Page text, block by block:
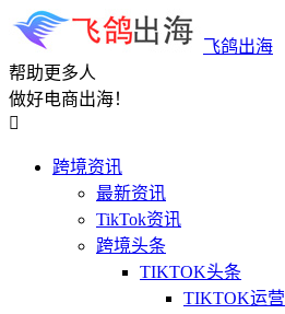
飞鸽出海
帮助更多人
做好电商出海！

跨境资讯
最新资讯
TikTok资讯
跨境头条
TIKTOK头条
TIKTOK运营